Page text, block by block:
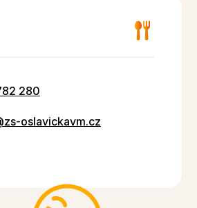
280
oslavickavm.cz